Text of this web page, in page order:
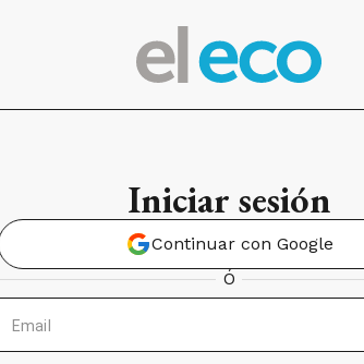
Iniciar sesión
Continuar con Google
Ó
Email